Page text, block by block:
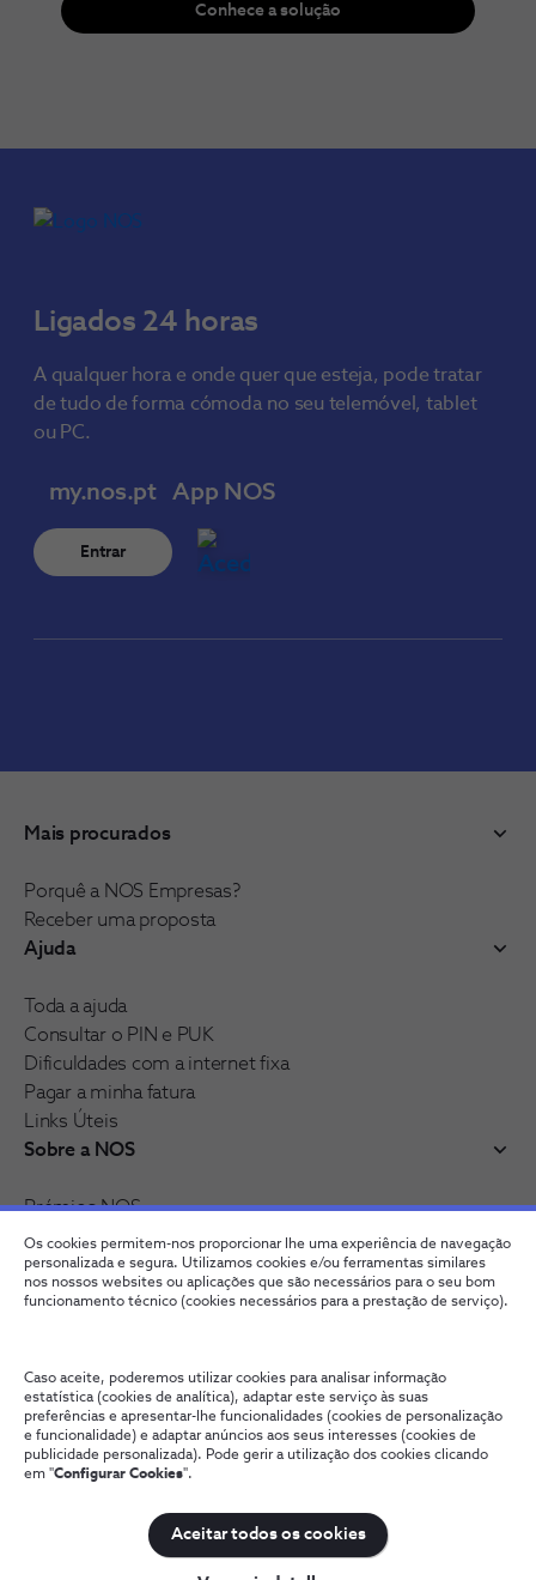
Os cookies permitem-nos proporcionar lhe uma experiência de navegação
personalizada e segura. Utilizamos cookies e/ou ferramentas similares
nos nossos websites ou aplicações que são necessários para o seu bom
funcionamento técnico (cookies necessários para a prestação de serviço).
Caso aceite, poderemos utilizar cookies para analisar informação
estatística (cookies de analítica), adaptar este serviço às suas
preferências e apresentar-lhe funcionalidades (cookies de personalização
e funcionalidade) e adaptar anúncios aos seus interesses (cookies de
publicidade personalizada). Pode gerir a utilização dos cookies clicando
em "Configurar Cookies".
Aceitar todos os cookies
Conhece a solução
Ligados 24 horas
A qualquer hora e onde quer que esteja, pode tratar
de tudo de forma cómoda no seu telemóvel, tablet
ou PC.
my.nos.pt
Entrar
App NOS
Mais procurados
Porquê a NOS Empresas?
Receber uma proposta
Ajuda
Toda a ajuda
Consultar o PIN e PUK
Dificuldades com a internet fixa
Pagar a minha fatura
Links Úteis
Sobre a NOS
Prémios NOS
Reconhecimentos e distinções
Junte-se à nossa rede
Qualidade de ServiçoWholesaleTermos e Condições